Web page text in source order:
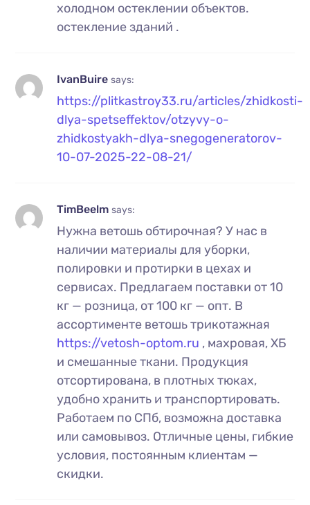
холодном остеклении объектов.
остекление зданий .
IvanBuiresays:
https://plitkastroy33.ru/articles/zhidkosti-
dlya-spetseffektov/otzyvy-o-
zhidkostyakh-dlya-snegogeneratorov-
10-07-2025-22-08-21/
TimBeelmsays:
Нужна ветошь обтирочная? У нас в
наличии материалы для уборки,
полировки и протирки в цехах и
сервисах. Предлагаем поставки от 10
кг — розница, от 100 кг — опт. В
ассортименте ветошь трикотажная
https://vetosh-optom.ru , махровая, ХБ
и смешанные ткани. Продукция
отсортирована, в плотных тюках,
удобно хранить и транспортировать.
Работаем по СПб, возможна доставка
или самовывоз. Отличные цены, гибкие
условия, постоянным клиентам —
скидки.